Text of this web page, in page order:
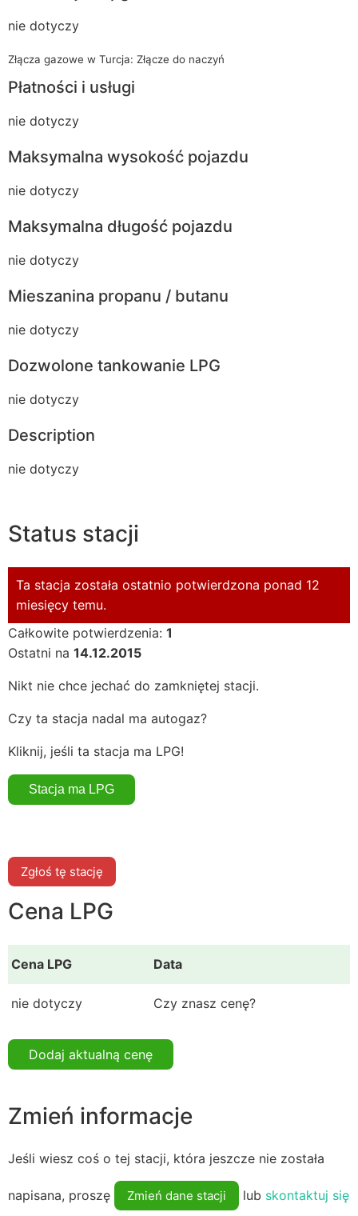
nie dotyczy
Złącza gazowe w Turcja: Złącze do naczyń
Płatności i usługi
nie dotyczy
Maksymalna wysokość pojazdu
nie dotyczy
Maksymalna długość pojazdu
nie dotyczy
Mieszanina propanu / butanu
nie dotyczy
Dozwolone tankowanie LPG
nie dotyczy
Description
nie dotyczy
Status stacji
Ta stacja została ostatnio potwierdzona ponad 12
miesięcy temu.
Całkowite potwierdzenia: 1
Ostatni na 14.12.2015
Nikt nie chce jechać do zamkniętej stacji.
Czy ta stacja nadal ma autogaz?
Kliknij, jeśli ta stacja ma LPG!
Zgłoś tę stację
Cena LPG
Cena LPG Data
nie dotyczy Czy znasz cenę?
Dodaj aktualną cenę
Zmień informacje
Jeśli wiesz coś o tej stacji, która jeszcze nie została
napisana, proszę Zmień dane stacji lub skontaktuj się